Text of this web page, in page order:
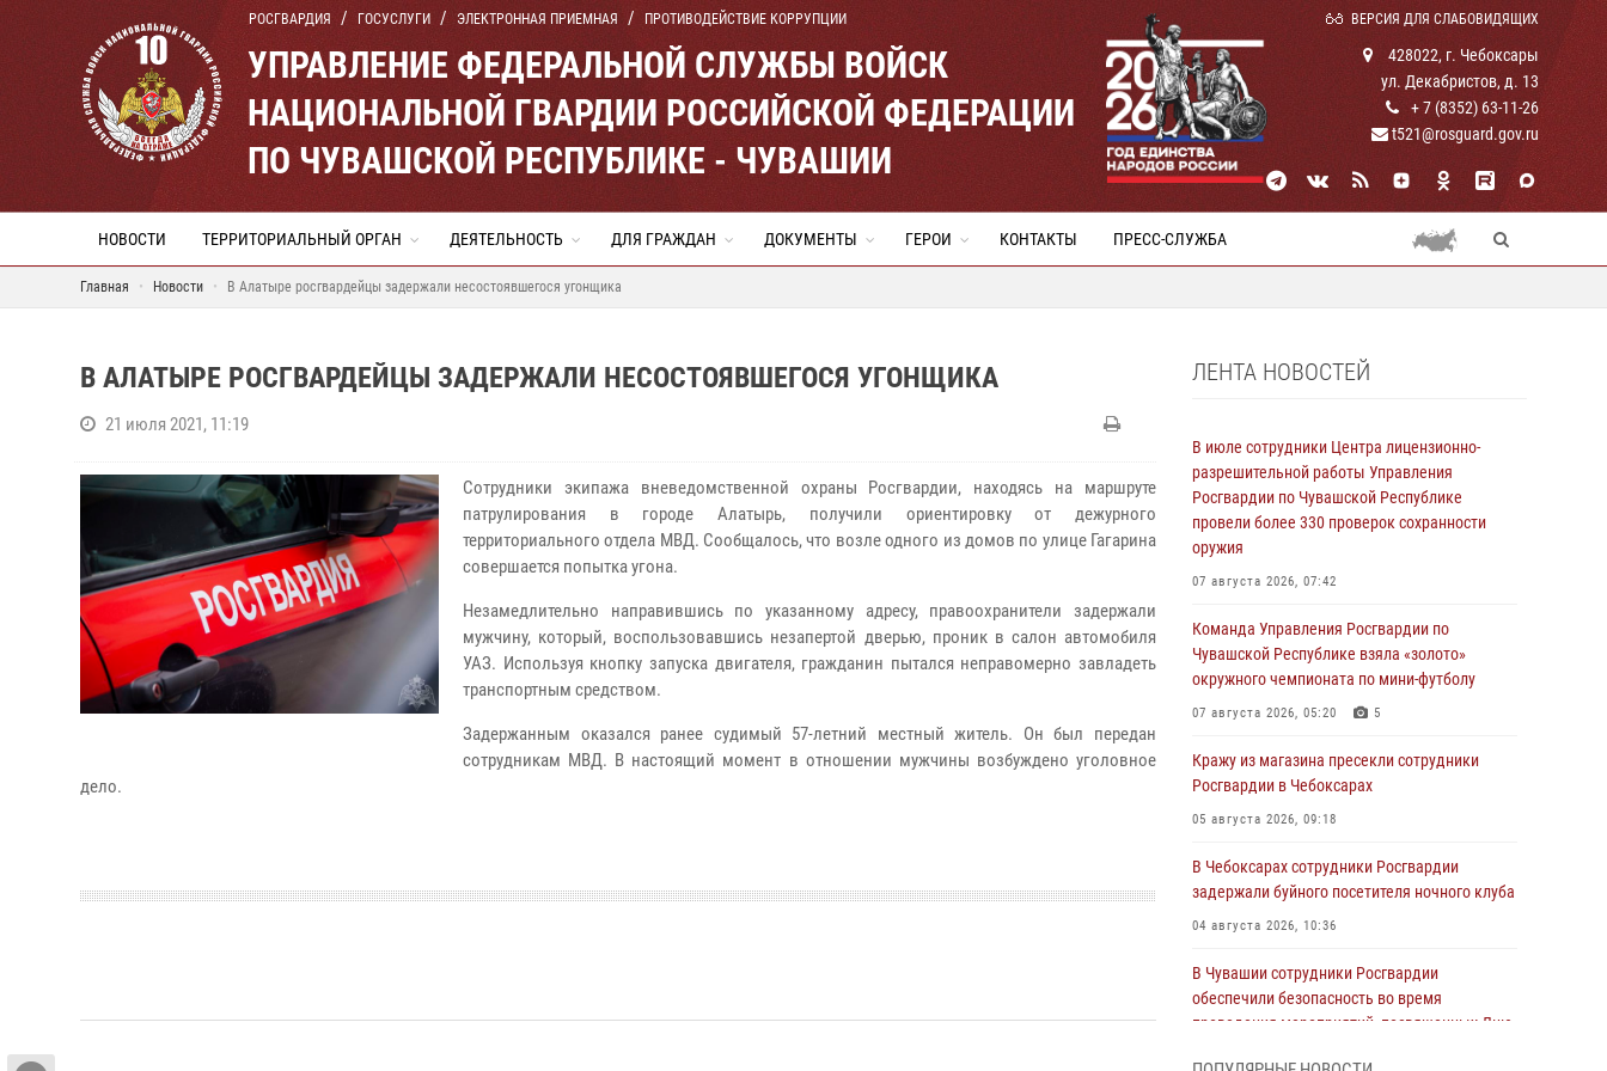
РОСГВАРДИЯ ГОСУСЛУГИ ЭЛЕКТРОННАЯ ПРИЕМНАЯ ПРОТИВОДЕЙСТВИЕ КОРРУПЦИИ ВЕРСИЯ ДЛЯ СЛАБОВИДЯЩИХ
УПРАВЛЕНИЕ ФЕДЕРАЛЬНОЙ СЛУЖБЫ ВОЙСК
НАЦИОНАЛЬНОЙ ГВАРДИИ РОССИЙСКОЙ ФЕДЕРАЦИИ
ПО ЧУВАШСКОЙ РЕСПУБЛИКЕ - ЧУВАШИИ
428022, г. Чебоксары
ул. Декабристов, д. 13
+ 7 (8352) 63-11-26
t521@rosguard.gov.ru
НОВОСТИ ТЕРРИТОРИАЛЬНЫЙ ОРГАН ДЕЯТЕЛЬНОСТЬ ДЛЯ ГРАЖДАН ДОКУМЕНТЫ ГЕРОИ КОНТАКТЫ ПРЕСС-СЛУЖБА
Главная Новости В Алатыре росгвардейцы задержали несостоявшегося угонщика
В АЛАТЫРЕ РОСГВАРДЕЙЦЫ ЗАДЕРЖАЛИ НЕСОСТОЯВШЕГОСЯ УГОНЩИКА
21 июля 2021, 11:19
Сотрудники экипажа вневедомственной охраны Росгвардии, находясь на маршруте
патрулирования в городе Алатырь, получили ориентировку от дежурного
территориального отдела МВД. Сообщалось, что возле одного из домов по улице Гагарина
совершается попытка угона.
Незамедлительно направившись по указанному адресу, правоохранители задержали
мужчину, который, воспользовавшись незапертой дверью, проник в салон автомобиля
УАЗ. Используя кнопку запуска двигателя, гражданин пытался неправомерно завладеть
транспортным средством.
Задержанным оказался ранее судимый 57-летний местный житель. Он был передан
сотрудникам МВД. В настоящий момент в отношении мужчины возбуждено уголовное
дело.
ЛЕНТА НОВОСТЕЙ
В июле сотрудники Центра лицензионно-
разрешительной работы Управления
Росгвардии по Чувашской Республике
провели более 330 проверок сохранности
оружия
07 августа 2026, 07:42
Команда Управления Росгвардии по
Чувашской Республике взяла «золото»
окружного чемпионата по мини-футболу
07 августа 2026, 05:20 5
Кражу из магазина пресекли сотрудники
Росгвардии в Чебоксарах
05 августа 2026, 09:18
В Чебоксарах сотрудники Росгвардии
задержали буйного посетителя ночного клуба
04 августа 2026, 10:36
В Чувашии сотрудники Росгвардии
обеспечили безопасность во время
проведения мероприятий, посвященных Дню